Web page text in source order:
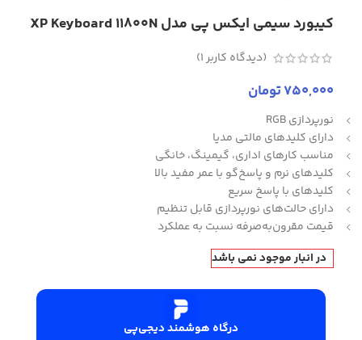
کیبورد سیمی ایکس پی مدل XP Keyboard 11800N
(دیدگاه کاربر1
)
750,000تومان
نورپردازی RGB
دارای کلیدهای مالتی مدیا
مناسب کارهای اداری، گیمینگ، خانگی
کلیدهای نرم و پاسخ‌گو با عمر مفید بالا
کلیدهای با پاسخ سریع
دارای حالت‌های نورپردازی قابل تنظیم
قیمت مقرون‌به‌صرفه نسبت به عملکرد
در انبار موجود نمی باشد
درگاه هوشمند دیجی‌پی